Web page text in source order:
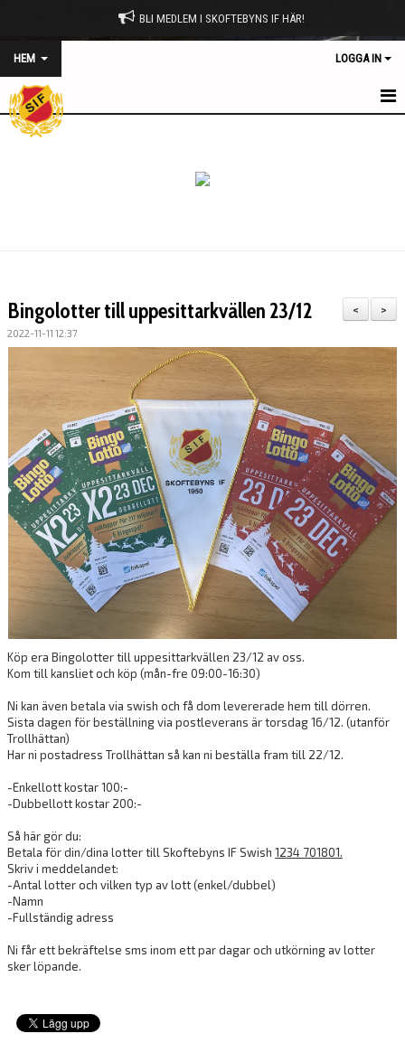
BLI MEDLEM I SKOFTEBYNS IF HÄR!
HEM LOGGA IN
HEM
KALENDER
DOKUMENT
VÅRA LAG/TRÄNARE
MATCHER
MATCHMILJÖ
HUVUDSTYRELSE
LOVAKTIVITET
SLUSSCUPEN
SKOFTEBYNS VÄNNER
>
<
Bingolotter till uppesittarkvällen 23/12
2022-11-11 12:37
Köp era Bingolotter till uppesittarkvällen 23/12 av oss.
Kom till kansliet och köp (mån-fre 09:00-16:30)
Ni kan även betala via swish och få dom levererade hem till dörren.
Sista dagen för beställning via postleverans är torsdag 16/12. (utanför
Trollhättan)
Har ni postadress Trollhättan så kan ni beställa fram till 22/12.
-Enkellott kostar 100:-
-Dubbellott kostar 200:-
Så här gör du:
Betala för din/dina lotter till Skoftebyns IF Swish 1234 701801.
Skriv i meddelandet:
-Antal lotter och vilken typ av lott (enkel/dubbel)
-Namn
-Fullständig adress
Ni får ett bekräftelse sms inom ett par dagar och utkörning av lotter
sker löpande.